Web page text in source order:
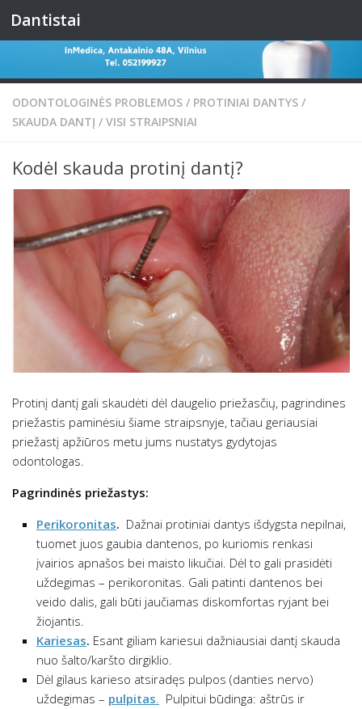
Skip to content
Dantistai
ODONTOLOGINĖS PROBLEMOS / PROTINIAI DANTYS /
SKAUDA DANTĮ / VISI STRAIPSNIAI
Kodėl skauda protinį dantį?
Protinį dantį gali skaudėti dėl daugelio priežasčių, pagrindines
priežastis paminėsiu šiame straipsnyje, tačiau geriausiai
priežastį apžiūros metu jums nustatys gydytojas
odontologas.
Pagrindinės priežastys:
Perikoronitas. Dažnai protiniai dantys išdygsta nepilnai,
tuomet juos gaubia dantenos, po kuriomis renkasi
įvairios apnašos bei maisto likučiai. Dėl to gali prasidėti
uždegimas – perikoronitas. Gali patinti dantenos bei
veido dalis, gali būti jaučiamas diskomfortas ryjant bei
žiojantis.
Kariesas. Esant giliam kariesui dažniausiai dantį skauda
nuo šalto/karšto dirgiklio.
Dėl gilaus karieso atsiradęs pulpos (danties nervo)
uždegimas – pulpitas. Pulpitui būdinga: aštrūs ir